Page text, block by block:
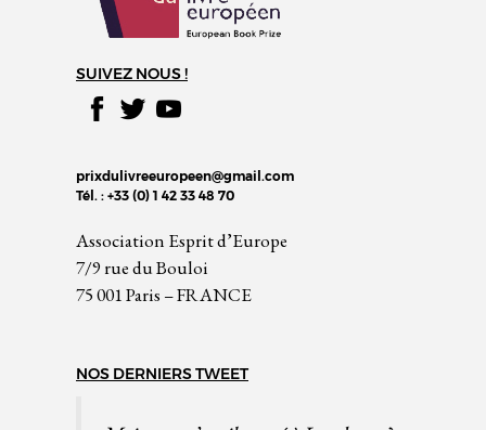
SUIVEZ NOUS !
prixdulivreeuropeen@gmail.com
Tél. : +33 (0) 1 42 33 48 70
Association Esprit d’Europe
7/9 rue du Bouloi
75 001 Paris – FRANCE
NOS DERNIERS TWEET